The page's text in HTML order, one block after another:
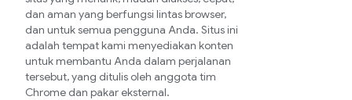
dan aman yang berfungsi lintas browser,
dan untuk semua pengguna Anda. Situs ini
adalah tempat kami menyediakan konten
untuk membantu Anda dalam perjalanan
tersebut, yang ditulis oleh anggota tim
Chrome dan pakar eksternal.